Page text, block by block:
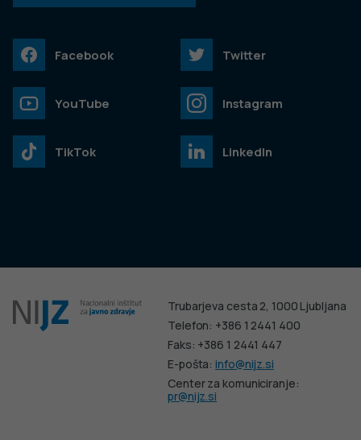
Trubarjeva cesta 2, 1000 Ljubljana
Telefon: +386 1 2441 400
Faks: +386 1 2441 447
E-pošta:info@nijz.si
Center za komuniciranje:
pr@nijz.si
Facebook Twitter
YouTube Instagram
TikTok LinkedIn